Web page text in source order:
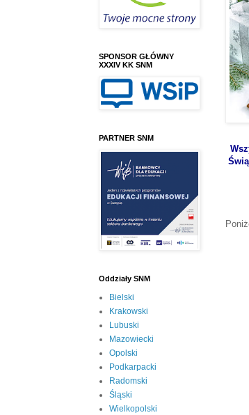
SPONSOR GŁÓWNY
XXXIV KK SNM
PARTNER SNM
Oddziały SNM
Bielski
Krakowski
Lubuski
Mazowiecki
Opolski
Podkarpacki
Radomski
Śląski
Wielkopolski